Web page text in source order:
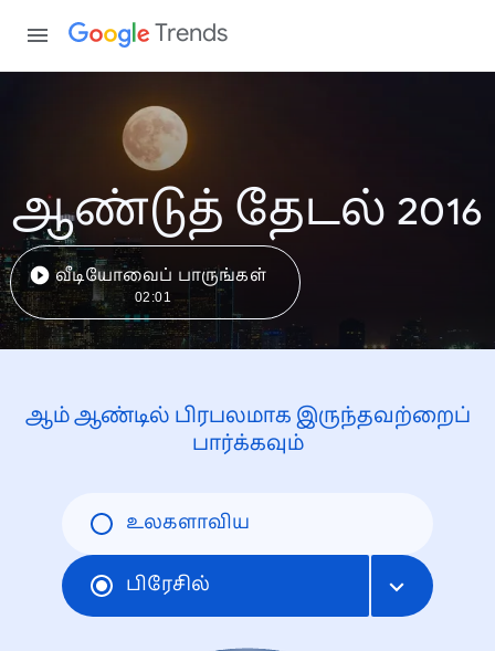
Trends
ஆண்டுத் தேடல் 2016
வீடியோவைப் பாருங்கள்
02:01
ஆம் ஆண்டில் பிரபலமாக இருந்தவற்றைப்
பார்க்கவும்
உலகளாவிய
பிரேசில்